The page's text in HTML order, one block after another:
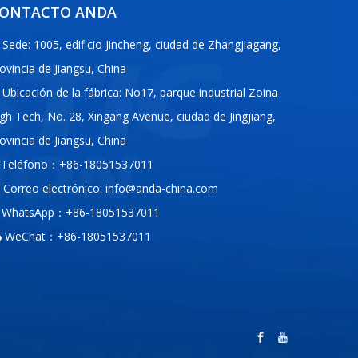
ANDA
Sede: 1005, edificio Jincheng, ciudad de Zhangjiagang,
de Jiangsu, China
Ubicación de la fábrica: No17, parque industrial Zoina
Tech, No. 28, Xingang Avenue, ciudad de Jingjiang,
de Jiangsu, China
Teléfono：+86-18051537011
Correo electrónico: info@anda-china.com
WhatsApp：+86-18051537011
WeChat：+86-18051537011